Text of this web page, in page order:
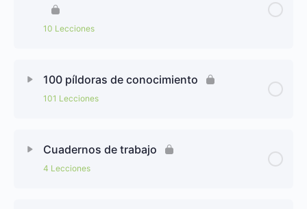
10 Lecciones
100 píldoras de conocimiento
101 Lecciones
Cuadernos de trabajo
4 Lecciones